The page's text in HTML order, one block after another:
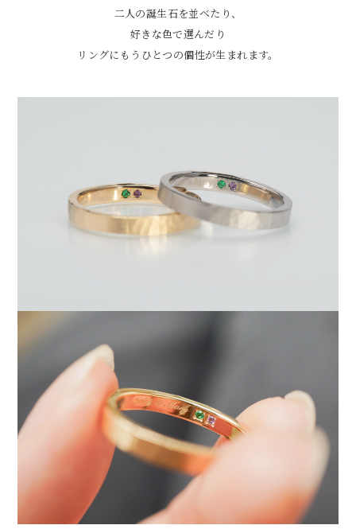
二人の誕生石を並べたり、
好きな色で選んだり
リングにもうひとつの個性が生まれます。